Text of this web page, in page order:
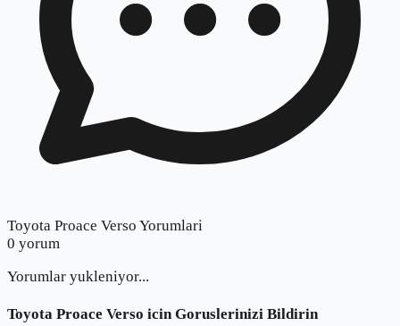
Toyota Proace Verso Yorumlari
0 yorum
Yorumlar yukleniyor...
Toyota Proace Verso icin Goruslerinizi Bildirin